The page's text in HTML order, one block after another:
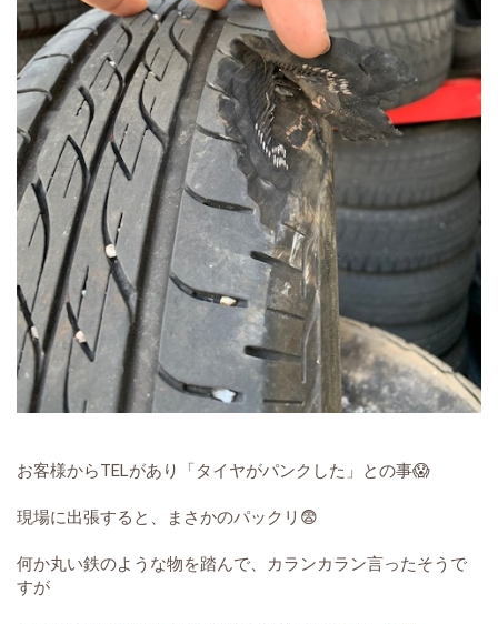
お客様からTELがあり「タイヤがパンクした」との事😱
現場に出張すると、まさかのパックリ😨
何か丸い鉄のような物を踏んで、カランカラン言ったそうで
すが